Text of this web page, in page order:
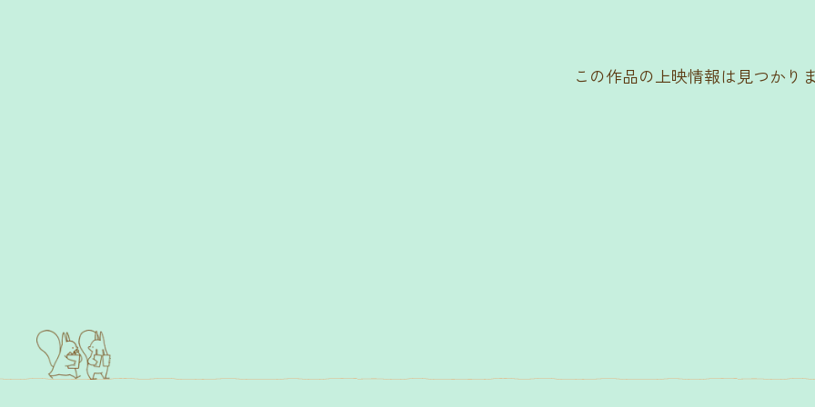
この作品の上映情報は見つかり